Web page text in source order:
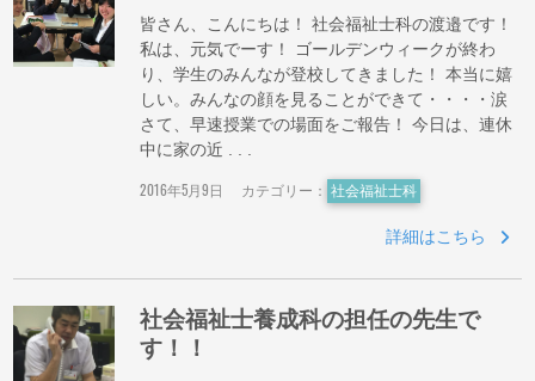
皆さん、こんにちは！ 社会福祉士科の渡邉です！
私は、元気でーす！ ゴールデンウィークが終わ
り、学生のみんなが登校してきました！ 本当に嬉
しい。みんなの顔を見ることができて・・・・涙
さて、早速授業での場面をご報告！ 今日は、連休
中に家の近 . . .
2016年5月9日 カテゴリー： 社会福祉士科
詳細はこちら
社会福祉士養成科の担任の先生で
す！！